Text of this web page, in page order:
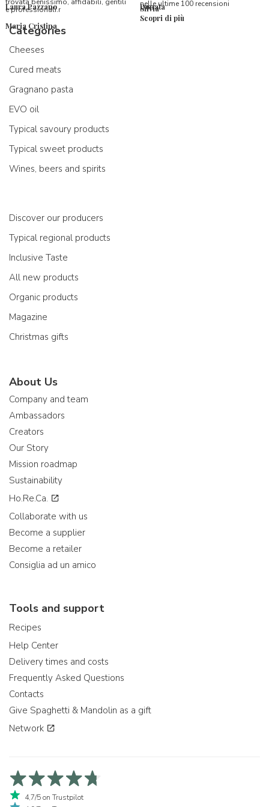
Laura Pazzano
e professionali.r
Maria Cristina
Donata
Silvia
nelle ultime 100 recensioni
Scopri di più
Categories
Cheeses
Cured meats
Gragnano pasta
EVO oil
Typical savoury products
Typical sweet products
Wines, beers and spirits
Discover our producers
Typical regional products
Inclusive Taste
All new products
Organic products
Magazine
Christmas gifts
About Us
Company and team
Ambassadors
Creators
Our Story
Mission roadmap
Sustainability
Ho.Re.Ca.
Collaborate with us
Become a supplier
Become a retailer
Consiglia ad un amico
Tools and support
Recipes
Help Center
Delivery times and costs
Frequently Asked Questions
Contacts
Give Spaghetti & Mandolin as a gift
Network
4,7/5 on Trustpilot